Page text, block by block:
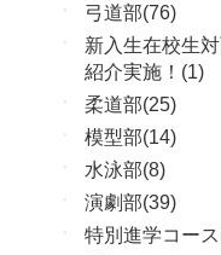
弓道部(76)
新入生在校生
紹介実施！(1)
柔道部(25)
模型部(14)
水泳部(8)
演劇部(39)
特別進学コー